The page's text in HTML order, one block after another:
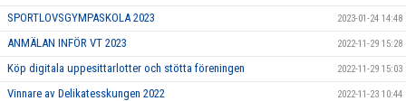
SPORTLOVSGYMPASKOLA 2023 2023-01-24 14:48
ANMÄLAN INFÖR VT 2023 2022-11-29 15:28
Köp digitala uppesittarlotter och stötta föreningen 2022-11-29 15:03
Vinnare av Delikatesskungen 2022 2022-11-23 10:44